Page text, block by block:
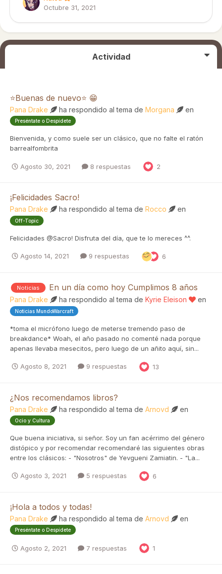
Octubre 31, 2021
Actividad
⭐Buenas de nuevo⭐ 😁
Pana Drake ha respondido al tema de Morgana en
Preséntate o Despídete
Bienvenida, y como suele ser un clásico, que no falte el ratón
barrealfombrita
Agosto 30, 2021 8 respuestas 2
¡Felicidades Sacro!
Pana Drake ha respondido al tema de Rocco en
Off-Topic
Felicidades @Sacro! Disfruta del día, que te lo mereces ^^.
Agosto 14, 2021 9 respuestas 6
Noticias En un día como hoy Cumplimos 8 años
Pana Drake ha respondido al tema de Kyrie Eleison en
Noticias MundoWarcraft
*toma el micrófono luego de meterse tremendo paso de
breakdance* Woah, el año pasado no comenté nada porque
apenas llevaba mesecitos, pero luego de un añito aquí, sin...
Agosto 8, 2021 9 respuestas 13
¿Nos recomendamos libros?
Pana Drake ha respondido al tema de Arnovd en
Ocio y Cultura
Que buena iniciativa, si señor. Soy un fan acérrimo del género
distópico y por recomendar recomendaré las siguientes obras
entre los clásicos: - "Nosotros" de Yevgueni Zamiatin. - "La...
Agosto 3, 2021 5 respuestas 6
¡Hola a todos y todas!
Pana Drake ha respondido al tema de Arnovd en
Preséntate o Despídete
Agosto 2, 2021 7 respuestas 1